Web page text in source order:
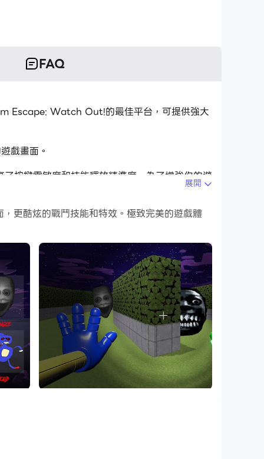
FAQ
Escape: Watch Out!的最佳平台，可提供強大
戲畫面。
按鍵靈敏度和技能釋放精準度。為了增強你的遊
。現在就開始在電腦上下載和玩Horror Room
展開
更酷炫的戰鬥技能和特效。極致完美的遊戲體